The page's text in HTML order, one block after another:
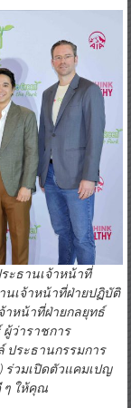
ะธานเจ้าหน้าที่
นเจ้าหน้าที่ฝ่ายปฏิบัติ
าหน้าที่ฝ่ายกลยุทธ์
ว่าราชการ
ประธานกรรมการ
ร่วมเปิดตัวแคมเปญ
ๆ ให้คุณ